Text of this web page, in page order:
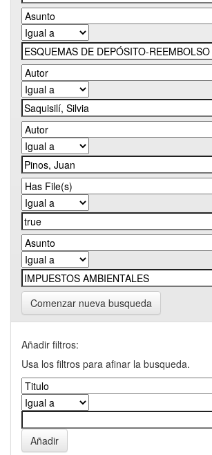
Comenzar nueva busqueda
Añadir filtros:
Usa los filtros para afinar la busqueda.